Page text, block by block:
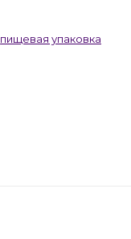
пищевая упаковка